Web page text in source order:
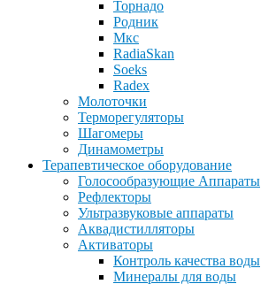
Торнадо
Родник
Мкс
RadiaSkan
Soeks
Radex
Молоточки
Терморегуляторы
Шагомеры
Динамометры
Терапевтическое оборудование
Голосообразующие Аппараты
Рефлекторы
Ультразвуковые аппараты
Аквадистилляторы
Активаторы
Контроль качества воды
Минералы для воды